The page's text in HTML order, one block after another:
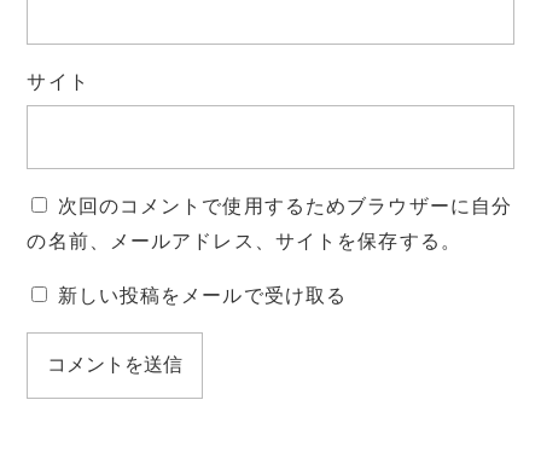
サイト
次回のコメントで使用するためブラウザーに自分
の名前、メールアドレス、サイトを保存する。
新しい投稿をメールで受け取る